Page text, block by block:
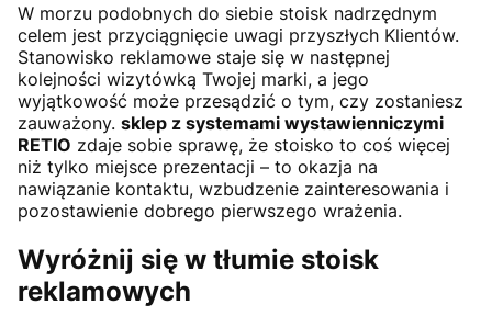
W morzu podobnych do siebie stoisk nadrzędnym
celem jest przyciągnięcie uwagi przyszłych Klientów.
Stanowisko reklamowe staje się w następnej
kolejności wizytówką Twojej marki, a jego
wyjątkowość może przesądzić o tym, czy zostaniesz
zauważony. sklep z systemami wystawienniczymi
RETIO zdaje sobie sprawę, że stoisko to coś więcej
niż tylko miejsce prezentacji – to okazja na
nawiązanie kontaktu, wzbudzenie zainteresowania i
pozostawienie dobrego pierwszego wrażenia.
Wyróżnij się w tłumie stoisk
reklamowych